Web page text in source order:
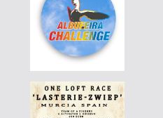
AGD WINTER RACE 2026 - 13C